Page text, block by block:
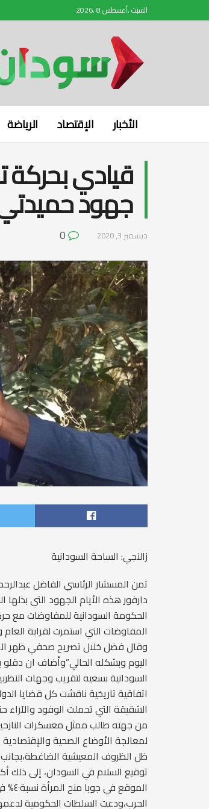
السبت ,أغسطس 8 ,2026
الأخبار الإقتصاد الرياضة
قيادي بحركة
جهود
ديسمبر 3, 2020
زالنجي: الساحة السودانية
ثمن المسشار الرئاسي الفاضل
دارفور هذه الأيام الجهود التي
الحكومة السودانية للمفاوضات مع
المفاوضات التي استمرت لقرابة
وقال فضل خلال تصريح صحفي ظهر
اليوم وبشكله الحالي”وأضاف ان
السودانية بسعيه لتقريب وجهات
اتفاقية تاريخية ناقشت كل قضايا
الشقيقة التي تحملت الوفود
من جهته طالب ممثل معسكرات
لمعالجة الأوضاع الصحية
ظل الظروف المعيشية الضاغطة،بجانب
توقيع السلام في السودان، إلى ذلك
الحرب،ودعت السلطات الحكومية